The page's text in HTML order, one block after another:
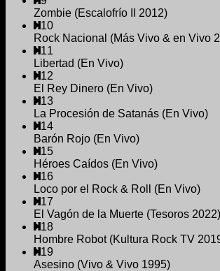
Zombie (Escalofrío II 2012)
10
Rock Nacional (Más Vivo & en Vivo
11
Libertad (En Vivo)
12
El Rey Dinero (En Vivo)
13
La Procesión de Satanás (En Vivo)
14
Barón Rojo (En Vivo)
15
Héroes Caídos (En Vivo)
16
Loco por el Rock & Roll (En Vivo)
17
El Vagón de la Muerte (Tesoros 2022)
18
Hombre Robot (Kultura Rock TV
19
Asesino (Vivo & Vivo 1995)